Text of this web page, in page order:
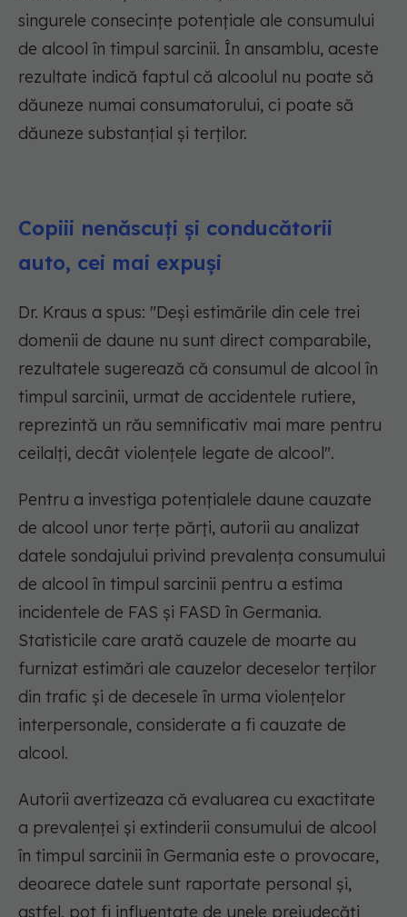
singurele consecințe potențiale ale consumului
de alcool în timpul sarcinii. În ansamblu, aceste
rezultate indică faptul că alcoolul nu poate să
dăuneze numai consumatorului, ci poate să
dăuneze substanțial și terților.
Copiii nenăscuți și conducătorii
auto, cei mai expuși
Dr. Kraus a spus: "Deși estimările din cele trei
domenii de daune nu sunt direct comparabile,
rezultatele sugerează că consumul de alcool în
timpul sarcinii, urmat de accidentele rutiere,
reprezintă un rău semnificativ mai mare pentru
ceilalți, decât violențele legate de alcool".
Pentru a investiga potențialele daune cauzate
de alcool unor terțe părți, autorii au analizat
datele sondajului privind prevalența consumului
de alcool în timpul sarcinii pentru a estima
incidentele de FAS și FASD în Germania.
Statisticile care arată cauzele de moarte au
furnizat estimări ale cauzelor deceselor terților
din trafic și de decesele în urma violențelor
interpersonale, considerate a fi cauzate de
alcool.
Autorii avertizeaza că evaluarea cu exactitate
a prevalenței și extinderii consumului de alcool
în timpul sarcinii în Germania este o provocare,
deoarece datele sunt raportate personal și,
astfel, pot fi influențate de unele prejudecăți